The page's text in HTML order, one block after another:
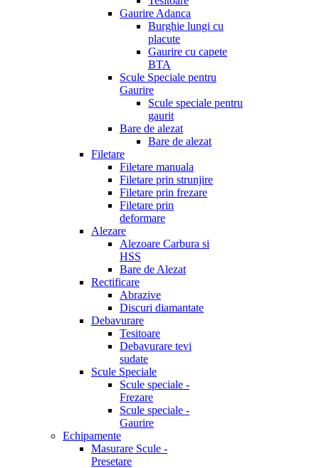
Gaurire Adanca
Burghie lungi cu
placute
Gaurire cu capete
BTA
Scule Speciale pentru
Gaurire
Scule speciale pentru
gaurit
Bare de alezat
Bare de alezat
Filetare
Filetare manuala
Filetare prin strunjire
Filetare prin frezare
Filetare prin
deformare
Alezare
Alezoare Carbura si
HSS
Bare de Alezat
Rectificare
Abrazive
Discuri diamantate
Debavurare
Tesitoare
Debavurare tevi
sudate
Scule Speciale
Scule speciale -
Frezare
Scule speciale -
Gaurire
Echipamente
Masurare Scule -
Presetare